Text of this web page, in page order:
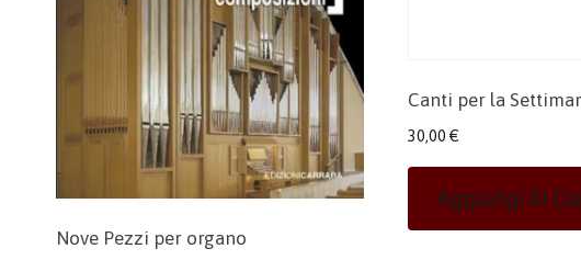
Nove Pezzi per organo
Canti per la
30,00 €
Aggiungi Al